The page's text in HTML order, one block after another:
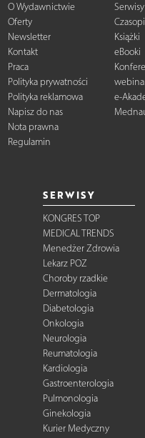
O Wydawnictwie
Oferty
Newsletter
Kontakt
Praca
Polityka prywatności
Polityka reklamowa
Napisz do nas
Nota prawna
Regulamin
Serwisy
Książki
eBooki
e-
SERWISY
KONGRES TOP
MEDICAL TRENDS
Menedżer Zdrowia
Lekarz POZ
Choroby rzadkie
Dermatologia
Diabetologia
Onkologia
Neurologia
Reumatologia
Kardiologia
Gastroenterologia
Pulmonologia
Ginekologia
Kurier Medyczny